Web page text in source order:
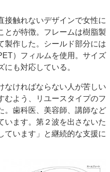
印刷機材年鑑
み
サイトポリシー
接触れないデザインで女性に
とが特徴。フレームは樹脂製
製作した。シールド部分には
）フィルムを使用。サイズ
も対応している。
なければならない人が苦しい
むよう、リユースタイプのフ
。歯科医、美容師、講師など
います。第２波を出さないた
ています」と継続的な支援に